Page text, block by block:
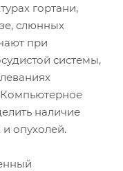
гортани,
слюнных
при
системы,
наличие
опухолей.